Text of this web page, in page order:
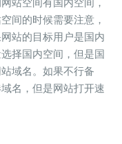
站空间有国内空间，
间的时候需要注意，
站的目标用户是国内
择国内空间，但是国
域名。如果不行备
名，但是网站打开速